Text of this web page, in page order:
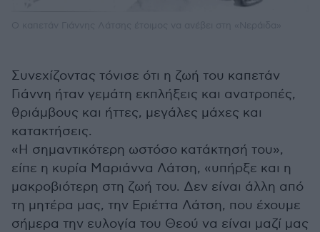
Συνεχίζοντας τόνισε ότι η ζωή του καπετάν
Γιάννη ήταν γεμάτη εκπλήξεις και ανατροπές,
θριάμβους και ήττες, μεγάλες μάχες και
κατακτήσεις.
«Η σημαντικότερη ωστόσο κατάκτησή του»,
είπε η κυρία Μαριάννα Λάτση, «υπήρξε και η
μακροβιότερη στη ζωή του. Δεν είναι άλλη από
τη μητέρα μας, την Εριέττα Λάτση, που έχουμε
σήμερα την ευλογία του Θεού να είναι μαζί μας